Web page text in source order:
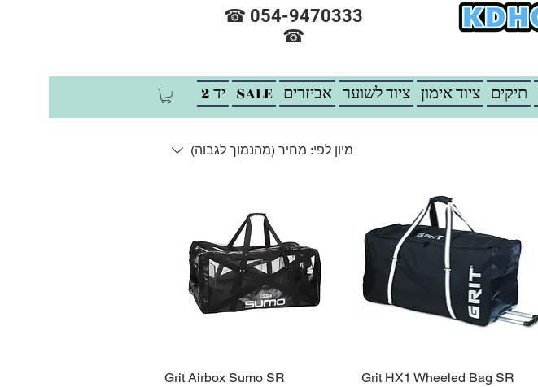
☎ 054-9470333
☎
תיקים ציוד אימון ציוד לשוער אביזרים SALE יד 2
מיון לפי: מחיר (מהנמוך לגבוה)
Grit HX1 Wheeled Bag SR
Grit Airbox Sumo SR